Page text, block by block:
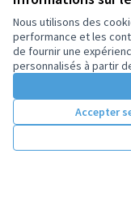
Nous utilisons des
performance et les
de fournir une
personnalisés à partir
Accepter